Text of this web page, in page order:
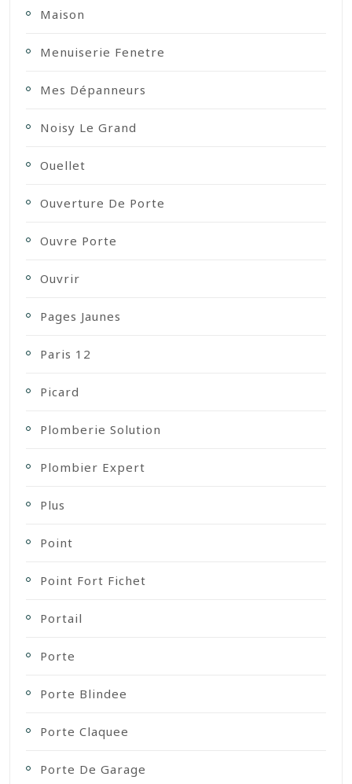
Maison
Menuiserie Fenetre
Mes Dépanneurs
Noisy Le Grand
Ouellet
Ouverture De Porte
Ouvre Porte
Ouvrir
Pages Jaunes
Paris 12
Picard
Plomberie Solution
Plombier Expert
Plus
Point
Point Fort Fichet
Portail
Porte
Porte Blindee
Porte Claquee
Porte De Garage